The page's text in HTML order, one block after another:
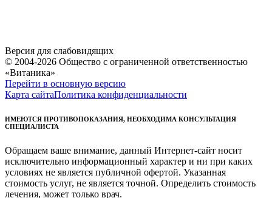
Версия для слабовидящих
© 2004-2026 Общество с ограниченной ответственностью
«Витаника»
Перейти в основную версию
Карта сайтаПолитика конфиденциальности
ИМЕЮТСЯ ПРОТИВОПОКАЗАНИЯ, НЕОБХОДИМА КОНСУЛЬТАЦИЯ
СПЕЦИАЛИСТА
Обращаем ваше внимание, данный Интернет-сайт носит
исключительно информационный характер и ни при каких
условиях не является публичной офертой. Указанная
стоимость услуг, не является точной. Определить стоимость
лечения, может только врач.